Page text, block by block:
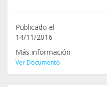
Publicado el
14/11/2016
Más información
Ver Documento